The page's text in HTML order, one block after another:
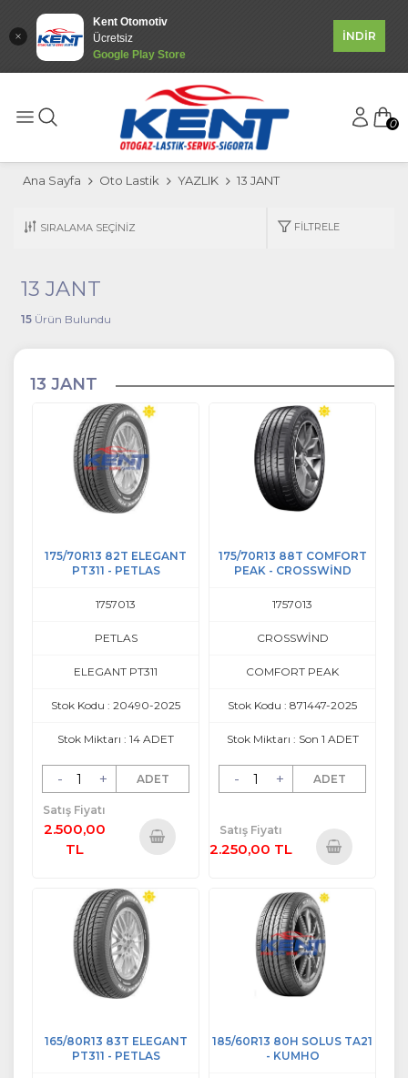
Kent Otomotiv
Ücretsiz
Google Play Store
İNDİR
0
Ana Sayfa Oto Lastik YAZLIK 13 JANT
FILTRELE
13 JANT
15Ürün Bulundu
13 JANT
175/70R13 82T ELEGANT
PT311 - PETLAS
1757013
PETLAS
ELEGANT PT311
Stok Kodu : 20490-2025
Stok Miktarı : 14 ADET
- + ADET
Satış Fiyatı
2.500,00
TL
175/70R13 88T COMFORT
PEAK - CROSSWİND
1757013
CROSSWİND
COMFORT PEAK
Stok Kodu : 871447-2025
Stok Miktarı : Son 1 ADET
- + ADET
Satış Fiyatı
2.250,00 TL
Ekle
165/80R13 83T ELEGANT
PT311 - PETLAS
185/60R13 80H SOLUS TA21
- KUMHO